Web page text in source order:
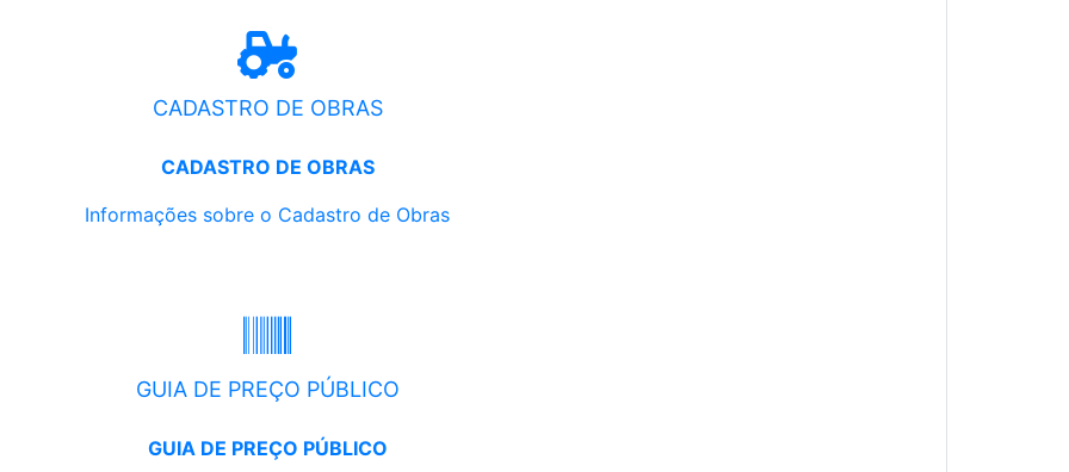
CADASTRO DE OBRAS
CADASTRO DE OBRAS
Informações sobre o Cadastro de Obras
GUIA DE PREÇO PÚBLICO
GUIA DE PREÇO PÚBLICO